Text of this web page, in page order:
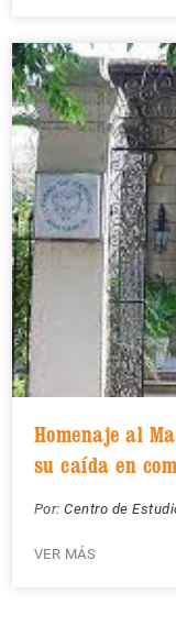
Homenaje al
su caída en
Por: Centro de
VER MÁS